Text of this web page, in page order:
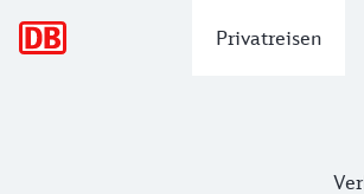
Privatreisen